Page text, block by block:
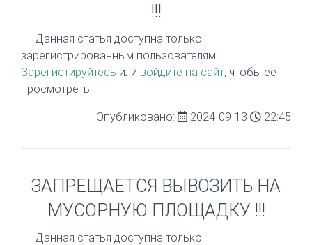
!!!
Данная статья доступна только
зарегистрированным пользователям.
Зарегистируйтесь или войдите на сайт, чтобы её
просмотреть.
Опубликовано: 2024-09-13 22:45
ЗАПРЕЩАЕТСЯ ВЫВОЗИТЬ НА
МУСОРНУЮ ПЛОЩАДКУ !!!
Данная статья доступна только